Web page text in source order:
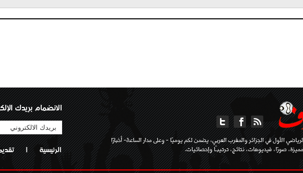
الأول في الجزائر والمغرب العربي، يضمن لكم يوميًا - وعلى مدار الساعة- أخبارًا
صورًا، فيديوهات، نتائج، ترتيبـًا وإحصائيات.
الانضمام بريدك
الرئيسية |